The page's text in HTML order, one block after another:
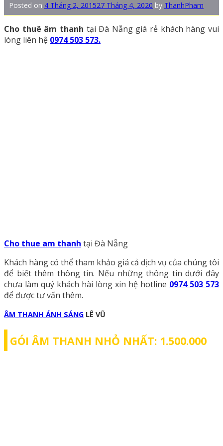
Posted on 4 Tháng 2, 201527 Tháng 4, 2020 by ThanhPham
Cho thuê âm thanh tại Đà Nẵng giá rẻ khách hàng vui
lòng liên hệ 0974 503 573.
Cho thue am thanh tại Đà Nẵng
Khách hàng có thể tham khảo giá cả dịch vụ của chúng tôi
để biết thêm thông tin. Nếu những thông tin dưới đây
chưa làm quý khách hài lòng xin hệ hotline 0974 503 573
để được tư vấn thêm.
ÂM THANH ÁNH SÁNG LÊ VŨ
GÓI ÂM THANH NHỎ NHẤT: 1.500.000